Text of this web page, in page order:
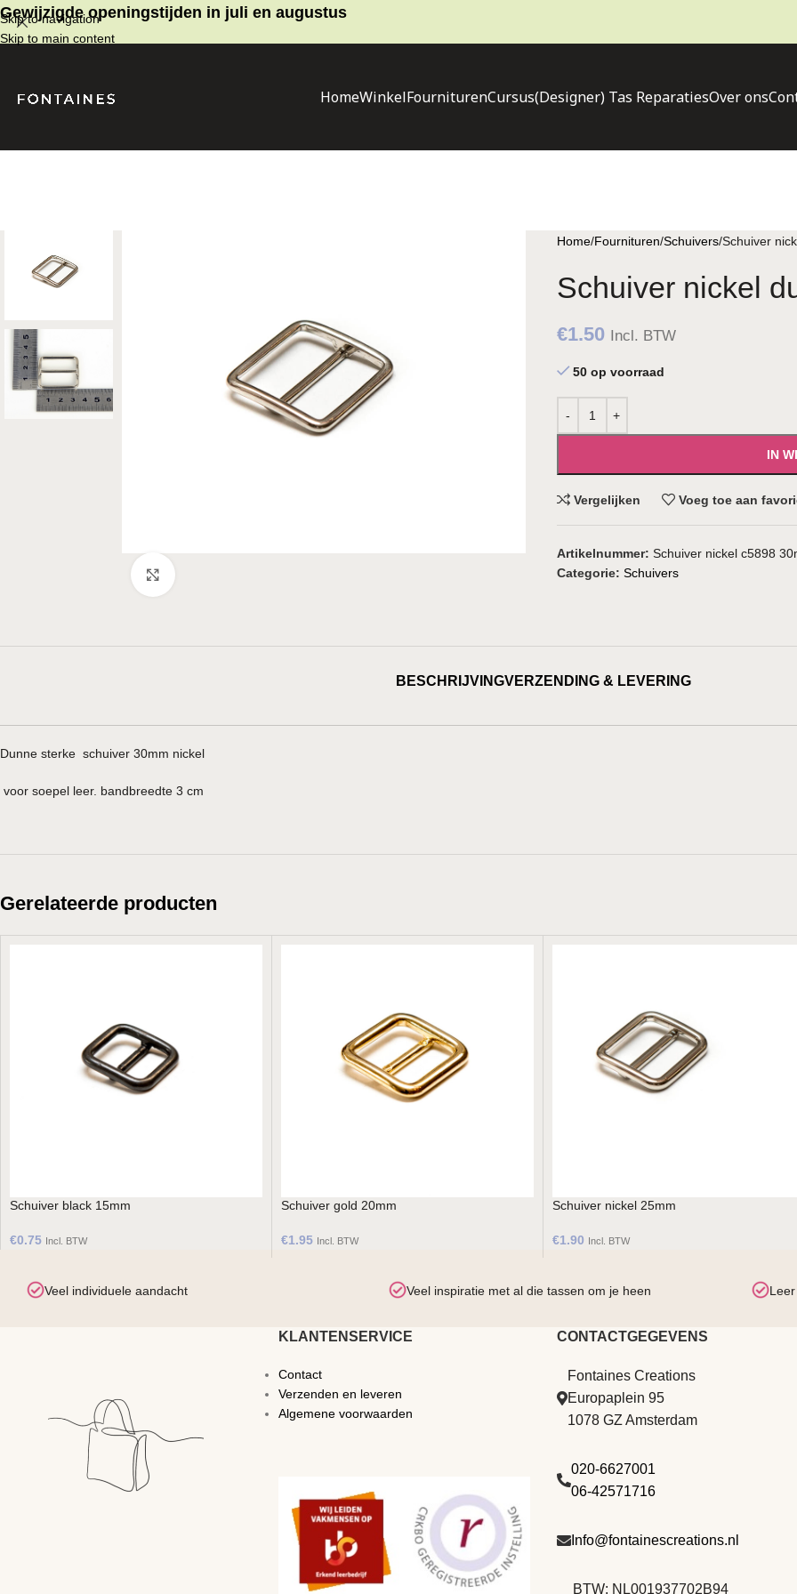
Skip to navigation
Skip to main content
Gewijzigde openingstijden in juli en augustus
HomeWinkelFourniturenCursus(Designer) Tas ReparatiesOver ons
Home Fournituren Schuivers Schuiver
Schuiver nickel
€1.50 Incl. BTW
50 op voorraad
IN
Vergelijken Voeg toe aan
Artikelnummer: Schuiver nickel c5898
Categorie: Schuivers
BESCHRIJVINGVERZENDING & LEVERING
Dunne sterke schuiver 30mm nickel
voor soepel leer. bandbreedte 3 cm
Gerelateerde producten
Schuiver black 15mm
€0.75 Incl. BTW
Schuiver gold 20mm
€1.95 Incl. BTW
Schuiver nickel 25mm
€1.90 Incl. BTW
Veel individuele aandacht Veel inspiratie met al die tassen om je heen
KLANTENSERVICE
Contact
Verzenden en leveren
Algemene voorwaarden
CONTACTGEGEVENS
Fontaines Creations
Europaplein 95
1078 GZ Amsterdam
020-6627001
06-42571716
Info@fontainescreations.nl
BTW: NL001937702B94